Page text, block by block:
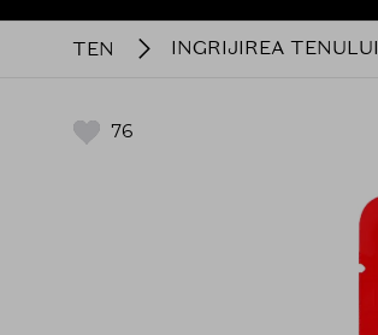
TEN INGRIJIREA TENULUI
76